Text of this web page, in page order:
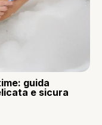
guida
e sicura